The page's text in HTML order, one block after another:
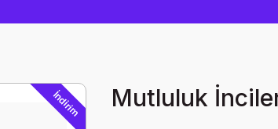
İndirim Mutluluk